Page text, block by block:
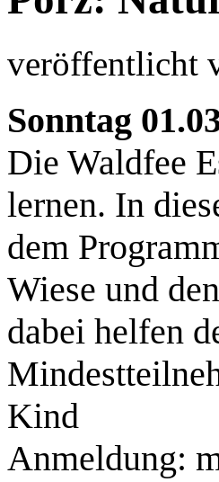
veröffentlicht
Sonntag
Die Waldfee
lernen. In
dem
Wiese und
dabei helfen
Kind
Anmeldung: